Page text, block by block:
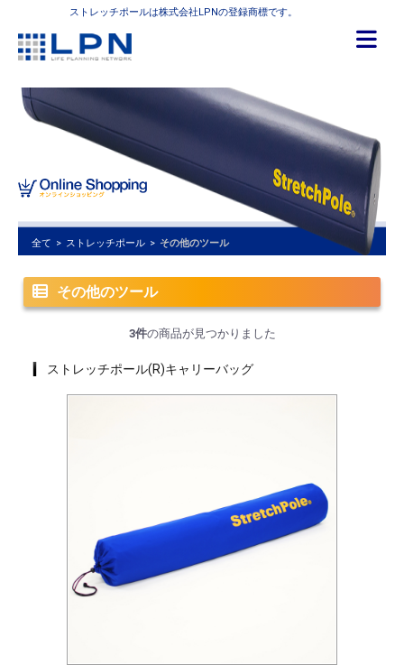
ストレッチポールは株式会社LPNの登録商標です。
全て > ストレッチポール > その他のツール
その他のツール
3件の商品が見つかりました
ストレッチポール(R)キャリーバッグ